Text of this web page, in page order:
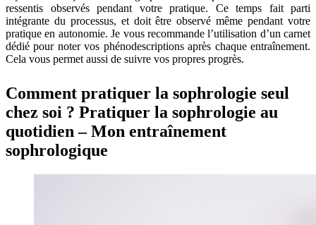
ressentis observés pendant votre pratique. Ce temps fait parti
intégrante du processus, et doit être observé même pendant votre
pratique en autonomie. Je vous recommande l’utilisation d’un carnet
dédié pour noter vos phénodescriptions après chaque entraînement.
Cela vous permet aussi de suivre vos propres progrès.
Comment pratiquer la sophrologie seul
chez soi ? Pratiquer la sophrologie au
quotidien – Mon entraînement
sophrologique